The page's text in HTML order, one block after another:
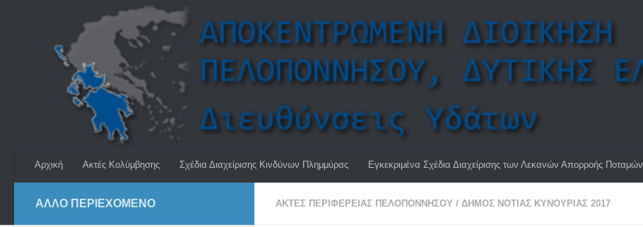
Αρχική Ακτές Κολύμβησης Σχέδια Διαχείρισης Κινδύνων Πλημμύρας Εγκεκριμένα Σχέδια Διαχείρισης των Λεκανών Απορροής Ποταμών
ΑΚΤΈΣ ΠΕΡΙΦΈΡΕΙΑΣ ΠΕΛΟΠΟΝΝΉΣΟΥ / ΔΗΜΟΣ ΝΟΤΙΑΣ ΚΥΝΟΥΡΙΑΣ 2017
ΆΛΛΟ ΠΕΡΙΕΧΟΜΕΝΟ